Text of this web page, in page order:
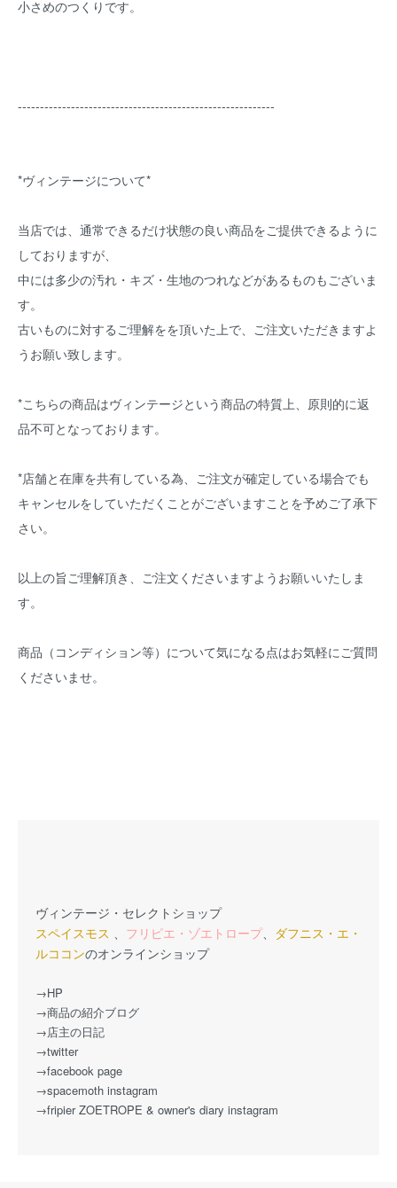
小さめのつくりです。
----------------------------------------------------------
*ヴィンテージについて*
当店では、通常できるだけ状態の良い商品をご提供できるように
しておりますが、
中には多少の汚れ・キズ・生地のつれなどがあるものもございま
す。
古いものに対するご理解をを頂いた上で、ご注文いただきますよ
うお願い致します。
*こちらの商品はヴィンテージという商品の特質上、原則的に返
品不可となっております。
*店舗と在庫を共有している為、ご注文が確定している場合でも
キャンセルをしていただくことがございますことを予めご了承下
さい。
以上の旨ご理解頂き、ご注文くださいますようお願いいたしま
す。
商品（コンディション等）について気になる点はお気軽にご質問
くださいませ。
ヴィンテージ・セレクトショップ
スペイスモス 、 フリピエ・ゾエトロープ、 ダフニス・エ・
ルココンのオンラインショップ
→HP
→商品の紹介ブログ
→店主の日記
→twitter
→facebook page
→spacemoth instagram
→fripier ZOETROPE & owner's diary instagram